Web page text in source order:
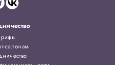
салонам